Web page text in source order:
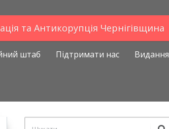
та Антикорупцiя Чернігівщина
штаб Підтримати нас Видання